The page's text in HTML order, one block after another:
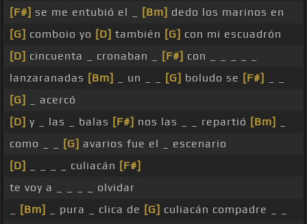
[F#] se me entubió el _ [Bm] dedo los marinos en
[G] comboio yo [D] también [G] con mi escuadrón
[D] cincuenta _ cronaban _ [F#] con _ _ _ _ _
lanzaranadas [Bm] _ un _ _ [G] boludo se [F#]
[G]
_ acercó
[D] y _ las _ balas [F#] nos las _ _ repartió [Bm]
como _ _
[G] avarios fue el _ escenario
[D]
_ _ _ _ culiacán [F#]
te voy a _ _ _ _ olvidar
[Bm] _ pura _ clica de [G] culiacán compadre _ _